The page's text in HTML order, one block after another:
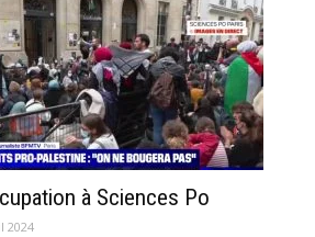
à Sciences Po
2024